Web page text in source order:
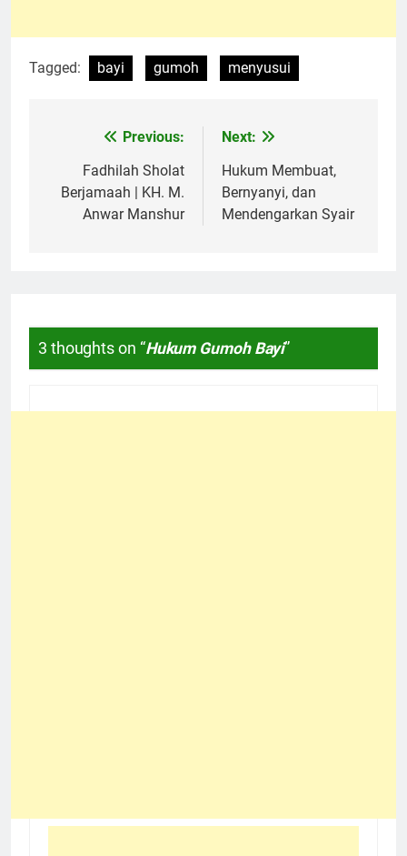
Tagged: bayi gumoh menyusui
NavigasiPrevious:
Fadhilah Sholat
Berjamaah | KH. M.
Anwar Manshur
Next:
Hukum Membuat,
Bernyanyi, dan
Mendengarkan Syair
3 thoughts on “Hukum Gumoh Bayi”